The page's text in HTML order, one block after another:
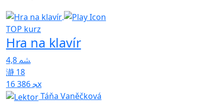
TOP kurz
Hra na klavír
4,8
18
16 386x
Táňa Vaněčková